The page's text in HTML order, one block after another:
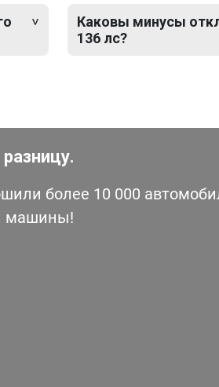
Каковы минусы
136 лс?
более 10 000
машины!